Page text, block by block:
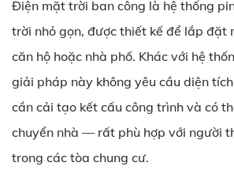
Điện mặt trời ban công là hệ thống
trời nhỏ gọn, được thiết kế để lắp đặt
căn hộ hoặc nhà phố. Khác với hệ
giải pháp này không yêu cầu diện
cần cải tạo kết cấu công trình và có
chuyển nhà — rất phù hợp với người
trong các tòa chung cư.